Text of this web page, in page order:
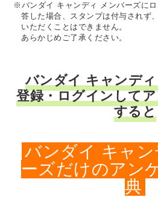
※バンダイ キャンディ メンバーズに
答した場合、スタンプは付与されず
いただくことはできません。
あらかじめご了承ください。
バンダイ キャンデ
登録・ログインして
すると
バンダイ キャ
ーズだけのアン
典